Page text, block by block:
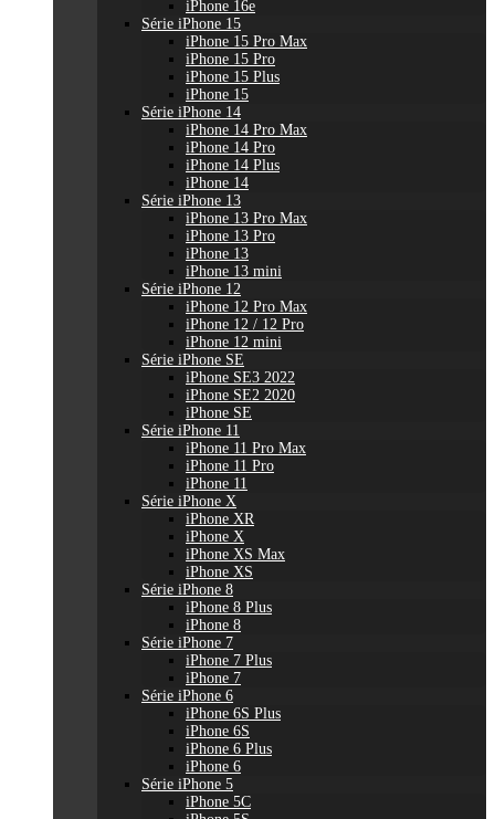
iPhone 16e
Série iPhone 15
iPhone 15 Pro Max
iPhone 15 Pro
iPhone 15 Plus
iPhone 15
Série iPhone 14
iPhone 14 Pro Max
iPhone 14 Pro
iPhone 14 Plus
iPhone 14
Série iPhone 13
iPhone 13 Pro Max
iPhone 13 Pro
iPhone 13
iPhone 13 mini
Série iPhone 12
iPhone 12 Pro Max
iPhone 12 / 12 Pro
iPhone 12 mini
Série iPhone SE
iPhone SE3 2022
iPhone SE2 2020
iPhone SE
Série iPhone 11
iPhone 11 Pro Max
iPhone 11 Pro
iPhone 11
Série iPhone X
iPhone XR
iPhone X
iPhone XS Max
iPhone XS
Série iPhone 8
iPhone 8 Plus
iPhone 8
Série iPhone 7
iPhone 7 Plus
iPhone 7
Série iPhone 6
iPhone 6S Plus
iPhone 6S
iPhone 6 Plus
iPhone 6
Série iPhone 5
iPhone 5C